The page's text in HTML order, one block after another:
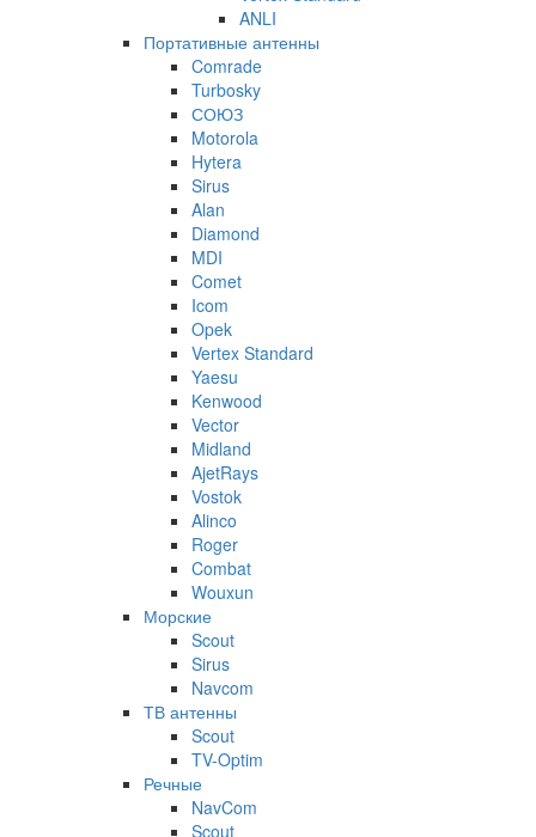
ANLI
Портативные антенны
Comrade
Turbosky
СОЮЗ
Motorola
Hytera
Sirus
Alan
Diamond
MDI
Comet
Icom
Opek
Vertex Standard
Yaesu
Kenwood
Vector
Midland
AjetRays
Vostok
Alinco
Roger
Combat
Wouxun
Морские
Scout
Sirus
Navcom
ТВ антенны
Scout
TV-Optim
Речные
NavCom
Scout